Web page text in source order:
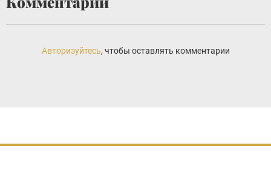
Авторизуйтесь, чтобы оставлять комментарии